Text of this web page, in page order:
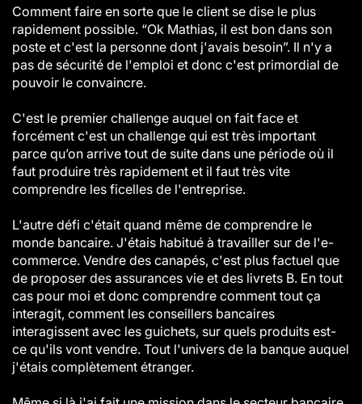
Comment faire en sorte que le client se dise le plus
rapidement possible. “Ok Mathias, il est bon dans son
poste et c'est la personne dont j'avais besoin”. Il n'y a
pas de sécurité de l'emploi et donc c'est primordial de
pouvoir le convaincre.
C'est le premier challenge auquel on fait face et
forcément c'est un challenge qui est très important
parce qu’on arrive tout de suite dans une période où il
faut produire très rapidement et il faut très vite
comprendre les ficelles de l'entreprise.
L'autre défi c'était quand même de comprendre le
monde bancaire. J'étais habitué à travailler sur de l'e-
commerce. Vendre des canapés, c'est plus factuel que
de proposer des assurances vie et des livrets B. En tout
cas pour moi et donc comprendre comment tout ça
interagit, comment les conseillers bancaires
interagissent avec les guichets, sur quels produits est-
ce qu'ils vont vendre. Tout l'univers de la banque auquel
j'étais complètement étranger.